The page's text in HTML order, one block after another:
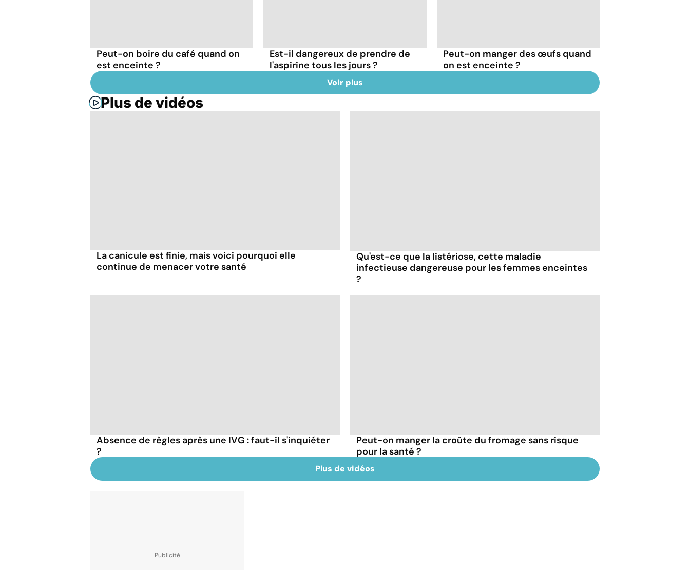
Peut-on boire du café quand on
est enceinte ?
Est-il dangereux de prendre de
l'aspirine tous les jours ?
Peut-on manger des œufs quand
on est enceinte ?
Voir plus
Plus de vidéos
La canicule est finie, mais voici pourquoi elle
continue de menacer votre santé
Qu'est-ce que la listériose, cette maladie
infectieuse dangereuse pour les femmes enceintes
?
Absence de règles après une IVG : faut-il s'inquiéter
?
Peut-on manger la croûte du fromage sans risque
pour la santé ?
Plus de vidéos